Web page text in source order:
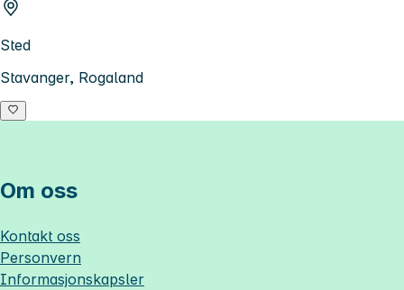
Sted
Stavanger, Rogaland
Om oss
Kontakt oss
Personvern
Informasjonskapsler